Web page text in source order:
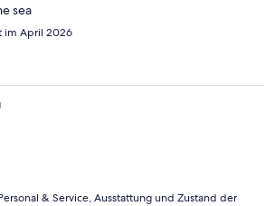
sea
im April 2026
& Service, Ausstattung und Zustand der